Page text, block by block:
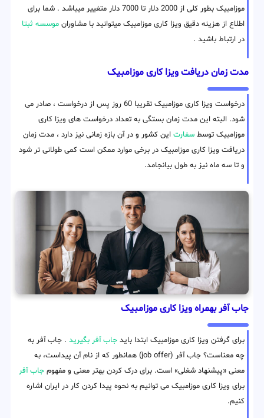
موزامبیک بطور کلی از 2000 دلار تا 7000 دلار متغییر میباشد . شما برای
اطلاع از هزینه دقیق ویزا کاری موزامبیک میتوانید با مشاوران موسسه ثبتا
در ارتباط باشید .
مدت زمان دریافت ویزا کاری موزامبیک
درخواست ویزا کاری موزامبیک تقریبا 60 روز پس از درخواست ، صادر می
شود. البته این مدت زمان بستگی به تعداد درخواست های ویزا کاری
موزامبیک توسط سفارت این کشور و در آن بازه زمانی نیز دارد ، مدت زمان
دریافت ویزا کاری موزامبیک در برخی موارد ممکن است کمی طولانی تر شود
و تا سه ماه نیز به طول بیانجامد.
جاب آفر بهمراه ویزا کاری موزامبیک
برای گرفتن ویزا کاری موزامبیک ابتدا باید جاب آفر بگیرید . جاب آفر به
چه معناست؟ جاب آفر (job offer) همانطور که از نام آن پیداست، به
معنی «پیشنهاد شغلی» است. برای درک کردن بهتر معنی و مفهوم جاب آفر
برای ویزا کاری موزامبیک می توانیم به نحوه پیدا کردن کار در ایران اشاره
کنیم.